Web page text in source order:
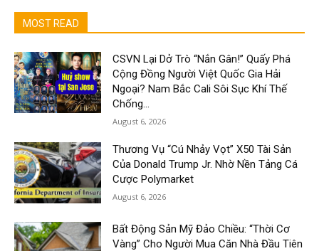
MOST READ
CSVN Lại Dở Trò “Nắn Gân!” Quấy Phá
Cộng Đồng Người Việt Quốc Gia Hải
Ngoại? Nam Bắc Cali Sôi Sục Khí Thế
Chống...
August 6, 2026
Thương Vụ “Cú Nhảy Vọt” X50 Tài Sản
Của Donald Trump Jr. Nhờ Nền Tảng Cá
Cược Polymarket
August 6, 2026
Bất Động Sản Mỹ Đảo Chiều: “Thời Cơ
Vàng” Cho Người Mua Căn Nhà Đầu Tiên